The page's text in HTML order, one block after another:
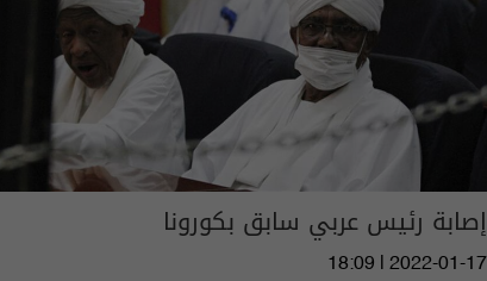
إصابة رئيس عربي سابق بكورونا
18:09 | 2022-01-17